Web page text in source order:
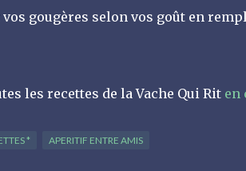
gougères selon vos goût en
les recettes de la Vache Qui Rit en
* APERITIF ENTRE AMIS